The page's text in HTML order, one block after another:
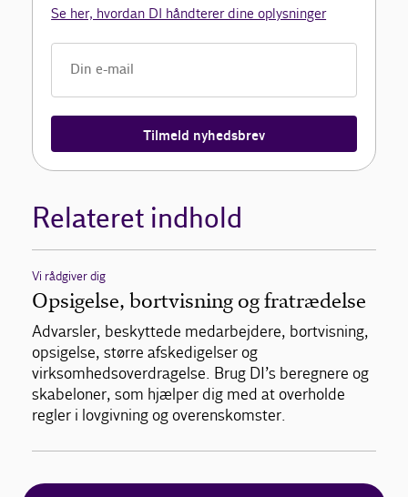
Se her, hvordan DI håndterer dine oplysninger
Tilmeld nyhedsbrev
Relateret indhold
Vi rådgiver dig
Opsigelse, bortvisning og fratrædelse
Advarsler, beskyttede medarbejdere, bortvisning,
opsigelse, større afskedigelser og
virksomhedsoverdragelse. Brug DI’s beregnere og
skabeloner, som hjælper dig med at overholde
regler i lovgivning og overenskomster.